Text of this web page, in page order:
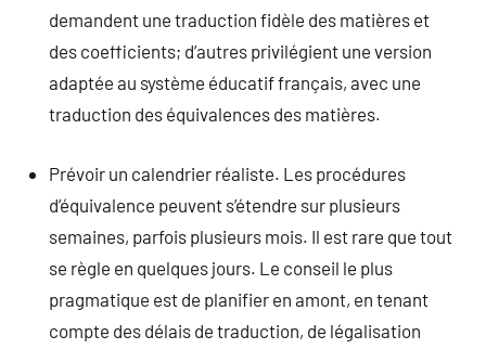
demandent une traduction fidèle des matières et
des coefficients; d’autres privilégient une version
adaptée au système éducatif français, avec une
traduction des équivalences des matières.
Prévoir un calendrier réaliste. Les procédures
d’équivalence peuvent s’étendre sur plusieurs
semaines, parfois plusieurs mois. Il est rare que tout
se règle en quelques jours. Le conseil le plus
pragmatique est de planifier en amont, en tenant
compte des délais de traduction, de légalisation